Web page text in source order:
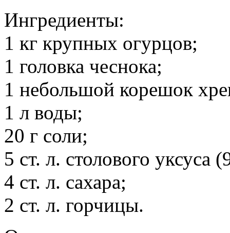
Ингредиенты:
1 кг крупных огурцов;
1 головка чеснока;
1 небольшой корешок
1 л воды;
20 г соли;
5 ст. л. столового уксуса
4 ст. л. сахара;
2 ст. л. горчицы.